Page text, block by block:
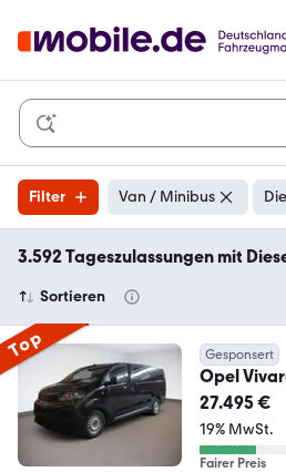
Filter Van / Minibus
3.592 Tageszulassungen mit
Sortieren
Top Gesponsert
Opel
27.495 €
19% MwSt.
Fairer Preis